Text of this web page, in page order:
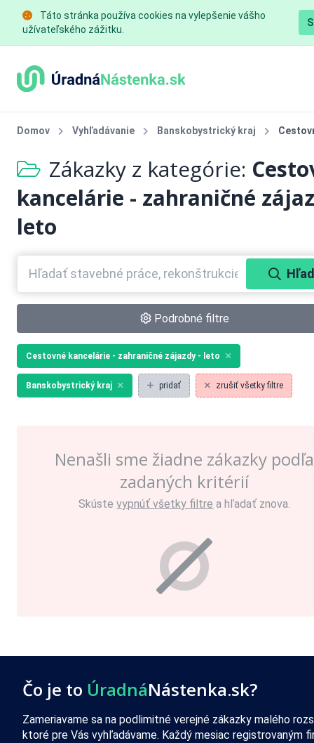
Táto stránka používa cookies na vylepšenie vášho
užívateľského zážitku.
Domov Vyhľadávanie Banskobystrický kraj
Zákazky z kategórie:
kancelárie - zahraničné
leto
Podrobné filtre
Cestovné kancelárie - zahraničné zájazdy - leto
Banskobystrický kraj pridať zrušiť všetky filtre
Nenašli sme žiadne zákazky podľa
zadaných kritérií
Skústevypnúť všetky filtre a hľadať znova.
Čo je to ÚradnáNástenka.sk?
Zameriavame sa na podlimitné verejné zákazky malého
ktoré pre Vás vyhľadávame. Každý mesiac registrovaným